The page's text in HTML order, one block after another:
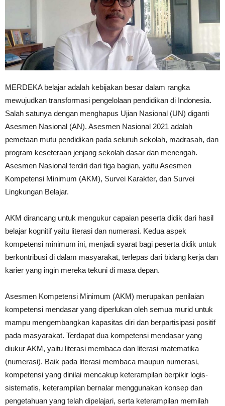
MERDEKA belajar adalah kebijakan besar dalam rangka
mewujudkan transformasi pengelolaan pendidikan di Indonesia.
Salah satunya dengan menghapus Ujian Nasional (UN) diganti
Asesmen Nasional (AN). Asesmen Nasional 2021 adalah
pemetaan mutu pendidikan pada seluruh sekolah, madrasah, dan
program keseteraan jenjang sekolah dasar dan menengah.
Asesmen Nasional terdiri dari tiga bagian, yaitu Asesmen
Kompetensi Minimum (AKM), Survei Karakter, dan Survei
Lingkungan Belajar.
AKM dirancang untuk mengukur capaian peserta didik dari hasil
belajar kognitif yaitu literasi dan numerasi. Kedua aspek
kompetensi minimum ini, menjadi syarat bagi peserta didik untuk
berkontribusi di dalam masyarakat, terlepas dari bidang kerja dan
karier yang ingin mereka tekuni di masa depan.
Asesmen Kompetensi Minimum (AKM) merupakan penilaian
kompetensi mendasar yang diperlukan oleh semua murid untuk
mampu mengembangkan kapasitas diri dan berpartisipasi positif
pada masyarakat. Terdapat dua kompetensi mendasar yang
diukur AKM, yaitu literasi membaca dan literasi matematika
(numerasi). Baik pada literasi membaca maupun numerasi,
kompetensi yang dinilai mencakup keterampilan berpikir logis-
sistematis, keterampilan bernalar menggunakan konsep dan
pengetahuan yang telah dipelajari, serta keterampilan memilah